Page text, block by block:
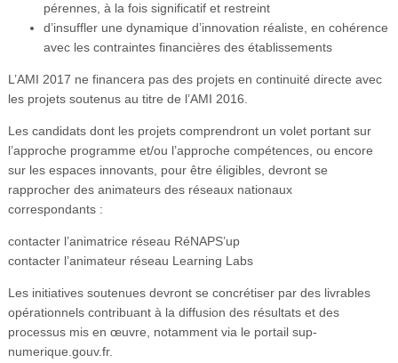
pérennes, à la fois significatif et restreint
d’insuffler une dynamique d’innovation réaliste, en cohérence
avec les contraintes financières des établissements
L’AMI 2017 ne financera pas des projets en continuité directe avec
les projets soutenus au titre de l’AMI 2016.
Les candidats dont les projets comprendront un volet portant sur
l’approche programme et/ou l’approche compétences, ou encore
sur les espaces innovants, pour être éligibles, devront se
rapprocher des animateurs des réseaux nationaux
correspondants :
contacter l’animatrice réseau RéNAPS’up
contacter l’animateur réseau Learning Labs
Les initiatives soutenues devront se concrétiser par des livrables
opérationnels contribuant à la diffusion des résultats et des
processus mis en œuvre, notamment via le portail sup-
numerique.gouv.fr.